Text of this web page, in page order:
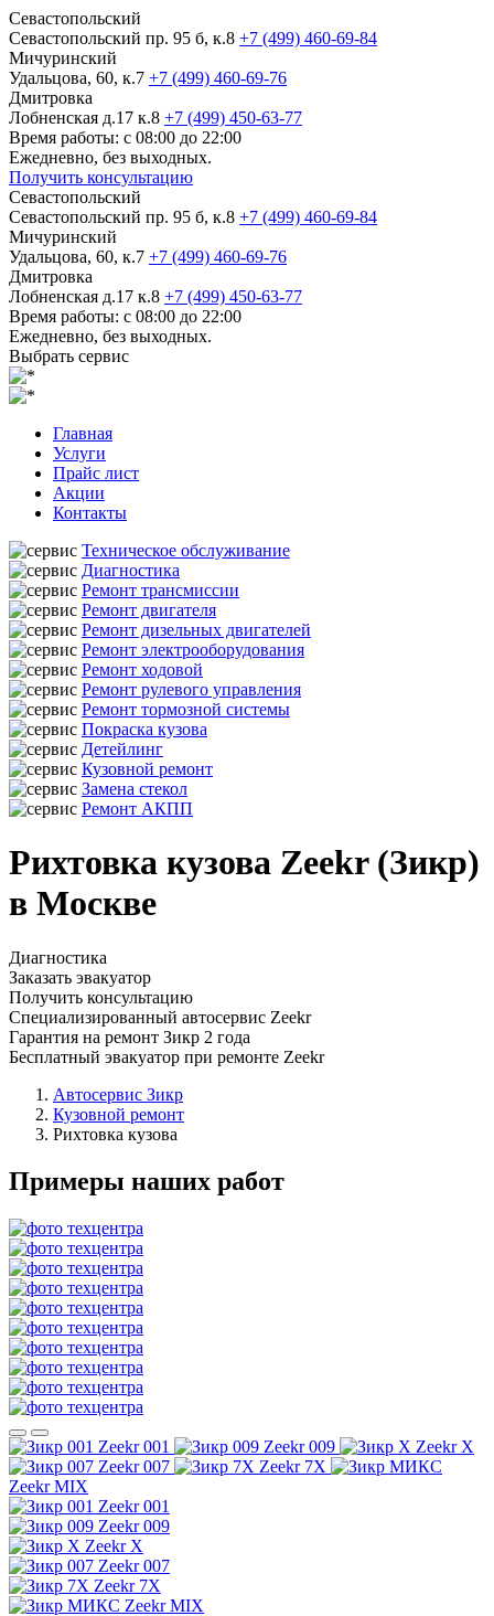
Севастопольский
Севастопольский пр. 95 б, к.8 +7 (499) 460-69-84
Мичуринский
Удальцова, 60, к.7 +7 (499) 460-69-76
Дмитровка
Лобненская д.17 к.8 +7 (499) 450-63-77
Время работы: с 08:00 до 22:00
Ежедневно, без выходных.
Получить консультацию
Севастопольский
Севастопольский пр. 95 б, к.8 +7 (499) 460-69-84
Мичуринский
Удальцова, 60, к.7 +7 (499) 460-69-76
Дмитровка
Лобненская д.17 к.8 +7 (499) 450-63-77
Время работы: с 08:00 до 22:00
Ежедневно, без выходных.
Выбрать сервис
Главная
Услуги
Прайс лист
Акции
Контакты
Техническое обслуживание
Диагностика
Ремонт трансмиссии
Ремонт двигателя
Ремонт дизельных двигателей
Ремонт электрооборудования
Ремонт ходовой
Ремонт рулевого управления
Ремонт тормозной системы
Покраска кузова
Детейлинг
Кузовной ремонт
Замена стекол
Ремонт АКПП
Рихтовка кузова Zeekr (Зикр)
в Москве
Диагностика
Заказать эвакуатор
Получить консультацию
Специализированный автосервис Zeekr
Гарантия на ремонт Зикр 2 года
Бесплатный эвакуатор при ремонте Zeekr
Автосервис Зикр
Кузовной ремонт
Рихтовка кузова
Примеры наших работ
Zeekr 001 Zeekr 009
Zeekr X
Zeekr 007
Zeekr 7X
Zeekr MIX
Zeekr 001
Zeekr 009
Zeekr X
Zeekr 007
Zeekr 7X
Zeekr MIX